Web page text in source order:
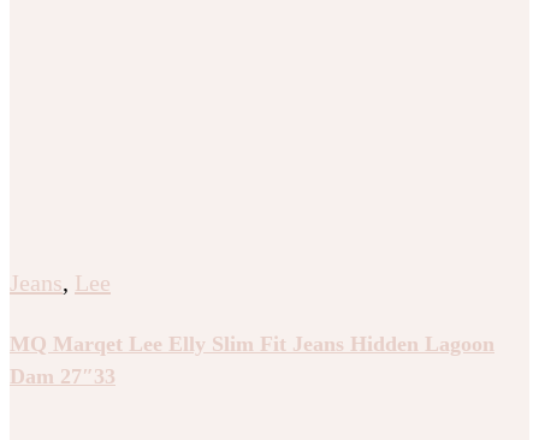
Jeans, Lee
MQ Marqet Lee Elly Slim Fit Jeans Hidden Lagoon
Dam 27″33